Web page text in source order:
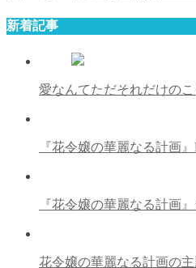
新着記事
愛なんてただそれだけの
『花令嬢の華麗なる計画
『花令嬢の華麗なる計画
花令嬢の華麗なる計画の